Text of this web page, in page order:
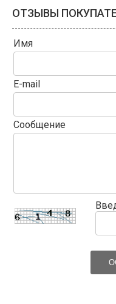
ОТЗЫВЫ
Имя
E-mail
Сообщение